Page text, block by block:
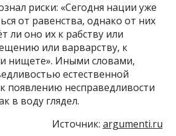
риски: «Сегодня нации уже
от равенства, однако от них
ли оно их к рабству или
или варварству, к
нищете». Иными словами,
естественной
появлению несправедливости
в воду глядел.
Источник: argumenti.ru